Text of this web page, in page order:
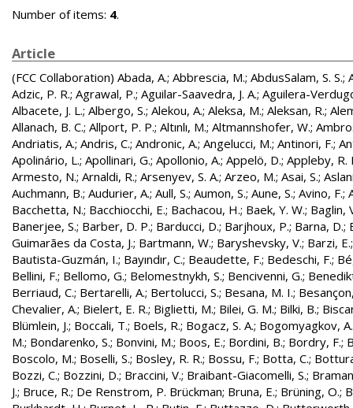
Number of items: 4.
Article
(FCC Collaboration) Abada, A.; Abbrescia, M.; AbdusSalam, S. S.;
Adzic, P. R.; Agrawal, P.; Aguilar-Saavedra, J. A.; Aguilera-
Albacete, J. L.; Albergo, S.; Alekou, A.; Aleksa, M.; Aleksan, R.;
Allanach, B. C.; Allport, P. P.; Altınlı, M.; Altmannshofer, W.;
Andriatis, A.; Andris, C.; Andronic, A.; Angelucci, M.; Antinori, F.;
Apolinário, L.; Apollinari, G.; Apollonio, A.; Appelö, D.; Appleby, R.
Armesto, N.; Arnaldi, R.; Arsenyev, S. A.; Arzeo, M.; Asai, S.;
Auchmann, B.; Audurier, A.; Aull, S.; Aumon, S.; Aune, S.; Avino, F.;
Bacchetta, N.; Bacchiocchi, E.; Bachacou, H.; Baek, Y. W.; Baglin,
Banerjee, S.; Barber, D. P.; Barducci, D.; Barjhoux, P.; Barna, D.;
Guimarães da Costa, J.; Bartmann, W.; Baryshevsky, V.; Barzi, E.
Bautista-Guzmán, I.; Bayındır, C.; Beaudette, F.; Bedeschi, F.;
Bellini, F.; Bellomo, G.; Belomestnykh, S.; Bencivenni, G.;
Berriaud, C.; Bertarelli, A.; Bertolucci, S.; Besana, M. I.;
Chevalier, A.; Bielert, E. R.; Biglietti, M.; Bilei, G. M.; Bilki, B.;
Blümlein, J.; Boccali, T.; Boels, R.; Bogacz, S. A.; Bogomyagkov, A.
M.; Bondarenko, S.; Bonvini, M.; Boos, E.; Bordini, B.; Bordry, F.;
Boscolo, M.; Boselli, S.; Bosley, R. R.; Bossu, F.; Botta, C.;
Bozzi, C.; Bozzini, D.; Braccini, V.; Braibant-Giacomelli, S.;
J.; Bruce, R.; De Renstrom, P. Brückman; Bruna, E.; Brüning, O.;